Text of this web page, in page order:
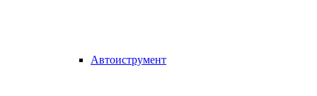
Автоиструмент